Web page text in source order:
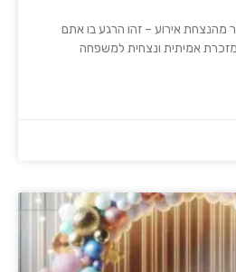
מהנצחת אירוע – זהו הרגע בו אתם
מזכרת אמיתית ונצחית למשפחה